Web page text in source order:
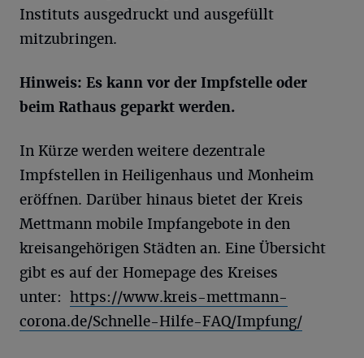
Instituts ausgedruckt und ausgefüllt
mitzubringen.
Hinweis: Es kann vor der Impfstelle oder
beim Rathaus geparkt werden.
In Kürze werden weitere dezentrale
Impfstellen in Heiligenhaus und Monheim
eröffnen. Darüber hinaus bietet der Kreis
Mettmann mobile Impfangebote in den
kreisangehörigen Städten an. Eine Übersicht
gibt es auf der Homepage des Kreises
unter: https://www.kreis-mettmann-
corona.de/Schnelle-Hilfe-FAQ/Impfung/